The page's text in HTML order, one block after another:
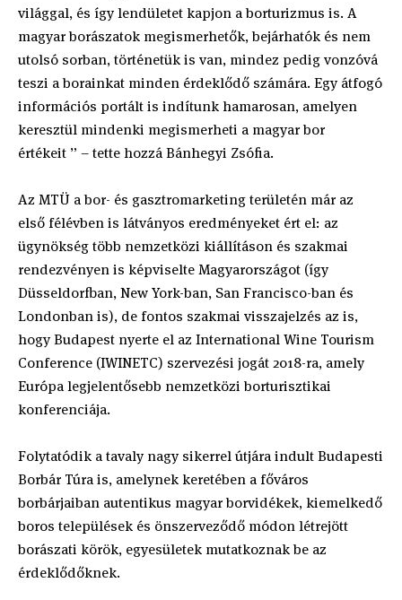
világgal, és így lendületet kapjon a borturizmus is. A
magyar borászatok megismerhetők, bejárhatók és nem
utolsó sorban, történetük is van, mindez pedig vonzóvá
teszi a borainkat minden érdeklődő számára. Egy átfogó
információs portált is indítunk hamarosan, amelyen
keresztül mindenki megismerheti a magyar bor
értékeit ” – tette hozzá Bánhegyi Zsófia.
Az MTÜ a bor- és gasztromarketing területén már az
első félévben is látványos eredményeket ért el: az
ügynökség több nemzetközi kiállításon és szakmai
rendezvényen is képviselte Magyarországot (így
Düsseldorfban, New York-ban, San Francisco-ban és
Londonban is), de fontos szakmai visszajelzés az is,
hogy Budapest nyerte el az International Wine Tourism
Conference (IWINETC) szervezési jogát 2018-ra, amely
Európa legjelentősebb nemzetközi borturisztikai
konferenciája.
Folytatódik a tavaly nagy sikerrel útjára indult Budapesti
Borbár Túra is, amelynek keretében a főváros
borbárjaiban autentikus magyar borvidékek, kiemelkedő
boros települések és önszerveződő módon létrejött
borászati körök, egyesületek mutatkoznak be az
érdeklődőknek.